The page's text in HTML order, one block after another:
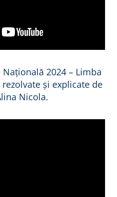
2024 – Limba
și explicate de
Nicola.